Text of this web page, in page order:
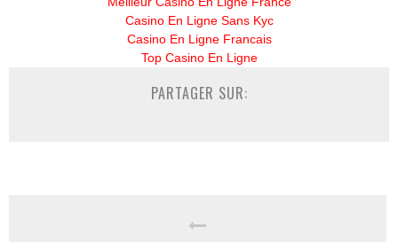
Casino En Ligne Sans Kyc
Casino En Ligne Francais
Top Casino En Ligne
PARTAGER SUR: